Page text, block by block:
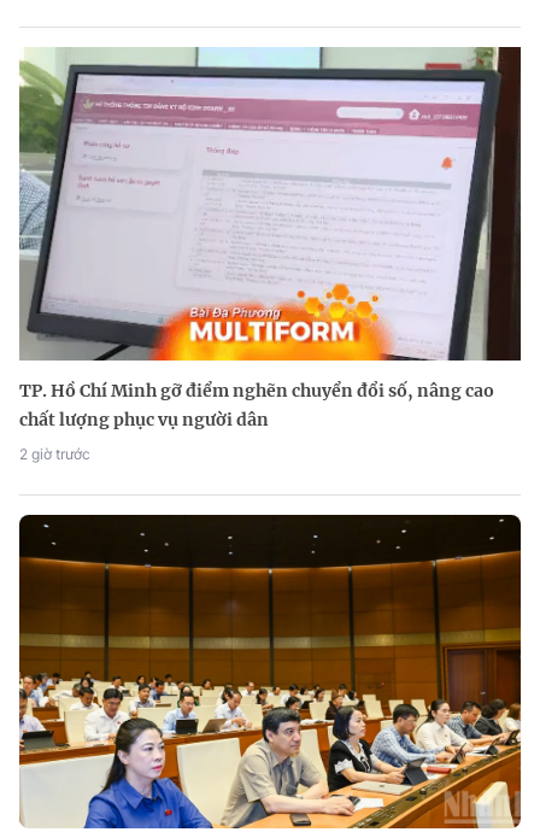
TP. Hồ Chí Minh gỡ điểm nghẽn chuyển đổi số, nâng cao
chất lượng phục vụ người dân
2 giờ trước